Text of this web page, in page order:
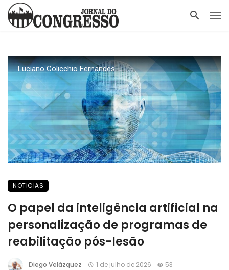
Luciano Colicchio Fernandes
NOTICIAS
O papel da inteligência artificial na
personalização de programas de
reabilitação pós-lesão
Diego Velázquez 1 de julho de 2026
53